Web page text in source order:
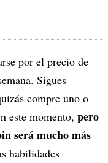
por el precio de
Sigues
compre uno o
este momento, pero
será mucho más
habilidades